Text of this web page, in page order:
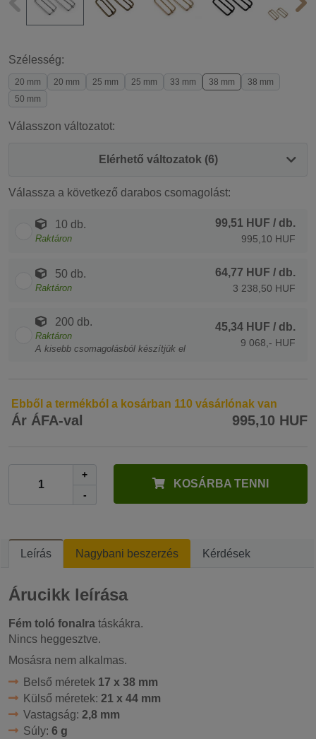
Szélesség:
20 mm 20 mm 25 mm 25 mm 33 mm 38 mm
38 mm
50 mm
Válasszon változatot:
Elérhető változatok (6)
Válassza a következő darabos csomagolást:
10 db.
Raktáron
99,51 HUF / db.
995,10 HUF
50 db.
Raktáron
64,77 HUF / db.
3 238,50 HUF
200 db.
Raktáron
A kisebb csomagolásból készítjük el
45,34 HUF / db.
9 068,- HUF
Ebből a termékból a kosárban 110 vásárlónak van
Ár ÁFA-val 995,10 HUF
+
-
KOSÁRBA TENNI
Leírás Nagybani beszerzés Kérdések
Árucikk leírása
Fém toló fonalra táskákra.
Nincs heggesztve.
Mosásra nem alkalmas.
Belső méretek 17 x 38 mm
Külső méretek: 21 x 44 mm
Vastagság: 2,8 mm
Súly: 6 g